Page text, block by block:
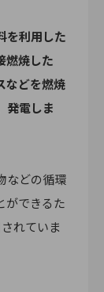
を利用した
燃焼した
などを燃焼
発電しま
などの循環
ができるた
れていま